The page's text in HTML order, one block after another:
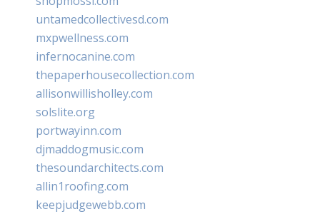
untamedcollectivesd.com
mxpwellness.com
infernocanine.com
thepaperhousecollection.com
allisonwillisholley.com
solslite.org
portwayinn.com
djmaddogmusic.com
thesoundarchitects.com
allin1roofing.com
keepjudgewebb.com